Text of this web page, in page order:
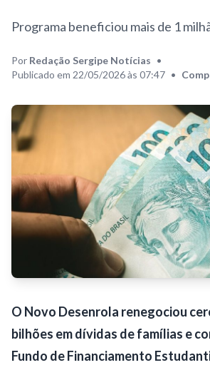
Programa beneficiou mais de 1
Por Redação Sergipe Notícias •
Publicado em 22/05/2026 às 07:47 •
O Novo Desenrola renegociou
bilhões em dívidas de famílias e
Fundo de Financiamento